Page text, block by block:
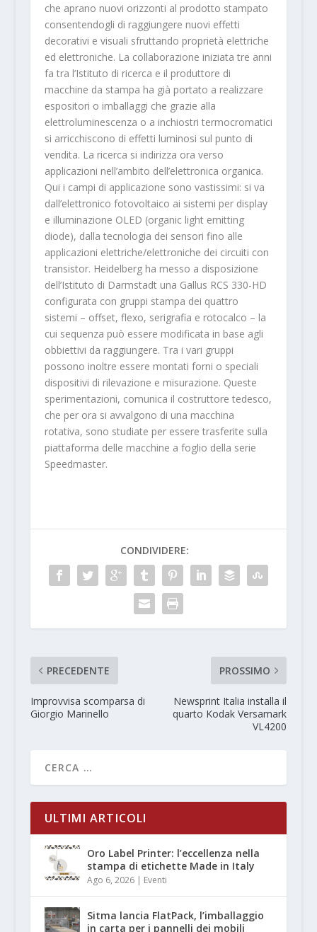
che aprano nuovi orizzonti al prodotto stampato
consentendogli di raggiungere nuovi effetti
decorativi e visuali sfruttando proprietà elettriche
ed elettroniche. La collaborazione iniziata tre anni
fa tra l’Istituto di ricerca e il produttore di
macchine da stampa ha già portato a realizzare
espositori o imballaggi che grazie alla
elettroluminescenza o a inchiostri termocromatici
si arricchiscono di effetti luminosi sul punto di
vendita. La ricerca si indirizza ora verso
applicazioni nell’ambito dell’elettronica organica.
Qui i campi di applicazione sono vastissimi: si va
dall’elettronico fotovoltaico ai sistemi per display
e illuminazione OLED (organic light emitting
diode), dalla tecnologia dei sensori fino alle
applicazioni elettriche/elettroniche dei circuiti con
transistor. Heidelberg ha messo a disposizione
dell’Istituto di Darmstadt una Gallus RCS 330-HD
configurata con gruppi stampa dei quattro
sistemi – offset, flexo, serigrafia e rotocalco – la
cui sequenza può essere modificata in base agli
obbiettivi da raggiungere. Tra i vari gruppi
possono inoltre essere montati forni o speciali
dispositivi di rilevazione e misurazione. Queste
sperimentazioni, comunica il costruttore tedesco,
che per ora si avvalgono di una macchina
rotativa, sono studiate per essere trasferite sulla
piattaforma delle macchine a foglio della serie
Speedmaster.
CONDIVIDERE:
PRECEDENTE
Improvvisa scomparsa di
Giorgio Marinello
PROSSIMO
Newsprint Italia installa il
quarto Kodak Versamark
VL4200
ULTIMI ARTICOLI
Oro Label Printer: l’eccellenza nella
stampa di etichette Made in Italy
Ago 6, 2026| Eventi
Sitma lancia FlatPack, l’imballaggio
in carta per i pannelli dei mobili